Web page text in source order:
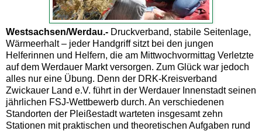
Westsachsen/Werdau.- Druckverband, stabile Seitenlage,
Wärmeerhalt – jeder Handgriff sitzt bei den jungen
Helferinnen und Helfern, die am Mittwochvormittag Verletzte
auf dem Werdauer Markt versorgen. Zum Glück war jedoch
alles nur eine Übung. Denn der DRK-Kreisverband
Zwickauer Land e.V. führt in der Werdauer Innenstadt seinen
jährlichen FSJ-Wettbewerb durch. An verschiedenen
Standorten der Pleißestadt warteten insgesamt zehn
Stationen mit praktischen und theoretischen Aufgaben rund